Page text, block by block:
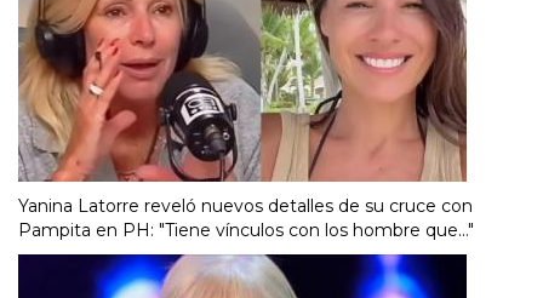
Yanina Latorre reveló nuevos detalles de su cruce con
Pampita en PH: "Tiene vínculos con los hombre que..."